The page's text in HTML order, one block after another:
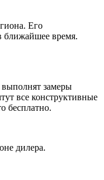
Его
ближайшее время.
замеры
все конструктивные
бесплатно.
дилера.